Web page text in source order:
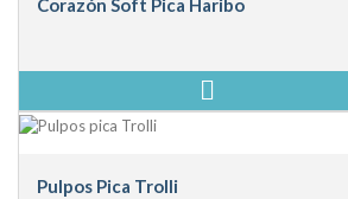
Corazón Soft Pica Haribo
Pulpos Pica Trolli